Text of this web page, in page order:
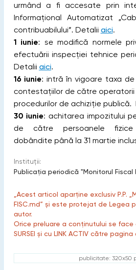
urmând a fi accesate prin
Informațional Automatizat
contribuabilului”. Detalii aici.
1 iunie: se modifică normele
efectuării inspecției tehnice
Detalii aici.
16 iunie: intră în vigoare taxa
contestațiilor de către operatorii
procedurilor de achiziție publică.
30 iunie: achitarea impozitului
de către persoanele
dobândite până la 31 martie
Instituții:
Publicaţia periodică "Monitorul Fiscal
„Acest articol aparține exclusiv P.P.
FISC.md” și este protejat de Legea
autor.
Orice preluare a conținutului se face
SURSEI și cu LINK ACTIV către pagina
publicitate: 320x50